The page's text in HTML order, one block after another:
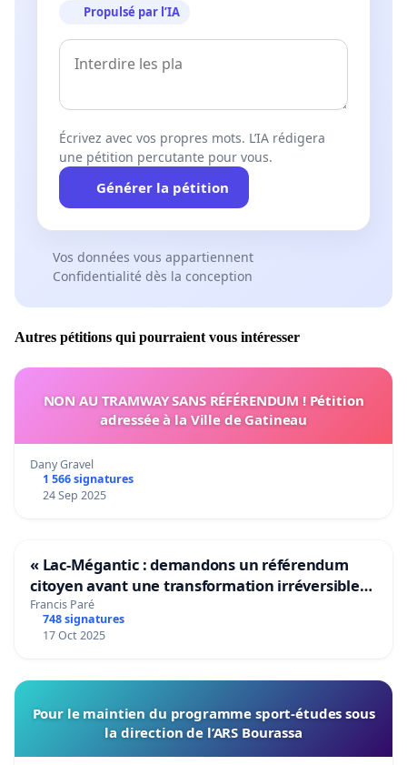
Propulsé par l’IA
Écrivez avec vos propres mots. L’IA rédigera
une pétition percutante pour vous.
Générer la pétition
Vos données vous appartiennent
Confidentialité dès la conception
Autres pétitions qui pourraient vous intéresser
NON AU TRAMWAY SANS RÉFÉRENDUM ! Pétition
adressée à la Ville de Gatineau
Dany Gravel
1 566 signatures
24 Sep 2025
« Lac-Mégantic : demandons un référendum
citoyen avant une transformation irréversible
de notre territoire »
Francis Paré
748 signatures
17 Oct 2025
Pour le maintien du programme sport-études sous
la direction de l’ARS Bourassa